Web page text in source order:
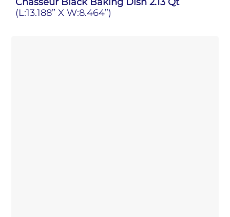
Chasseur Black Baking Dish 2.13 Qt
(L:13.188” X W:8.464”)